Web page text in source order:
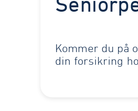
Kommer du på
din forsikring